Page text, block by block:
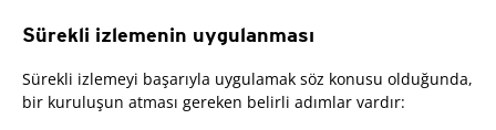
Sürekli izlemenin uygulanması
Sürekli izlemeyi başarıyla uygulamak söz konusu olduğunda,
bir kuruluşun atması gereken belirli adımlar vardır: